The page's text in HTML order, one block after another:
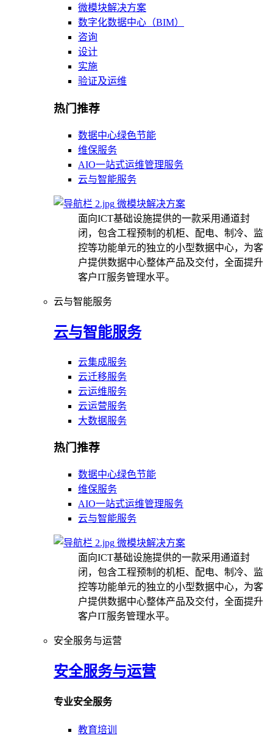
微模块解决方案
数字化数据中心（BIM）
咨询
设计
实施
验证及运维
热门推荐
数据中心绿色节能
维保服务
AIO一站式运维管理服务
云与智能服务
微模块解决方案
面向ICT基础设施提供的一款采用通道封
闭，包含工程预制的机柜、配电、制冷、监
控等功能单元的独立的小型数据中心，为客
户提供数据中心整体产品及交付，全面提升
客户IT服务管理水平。
云与智能服务
云与智能服务
云集成服务
云迁移服务
云运维服务
云运营服务
大数据服务
热门推荐
数据中心绿色节能
维保服务
AIO一站式运维管理服务
云与智能服务
微模块解决方案
面向ICT基础设施提供的一款采用通道封
闭，包含工程预制的机柜、配电、制冷、监
控等功能单元的独立的小型数据中心，为客
户提供数据中心整体产品及交付，全面提升
客户IT服务管理水平。
安全服务与运营
安全服务与运营
专业安全服务
教育培训